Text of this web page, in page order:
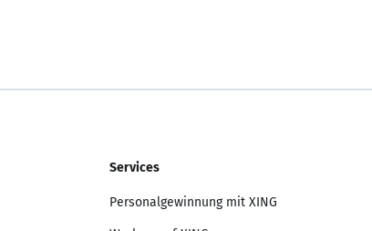
Services
Personalgewinnung mit XING